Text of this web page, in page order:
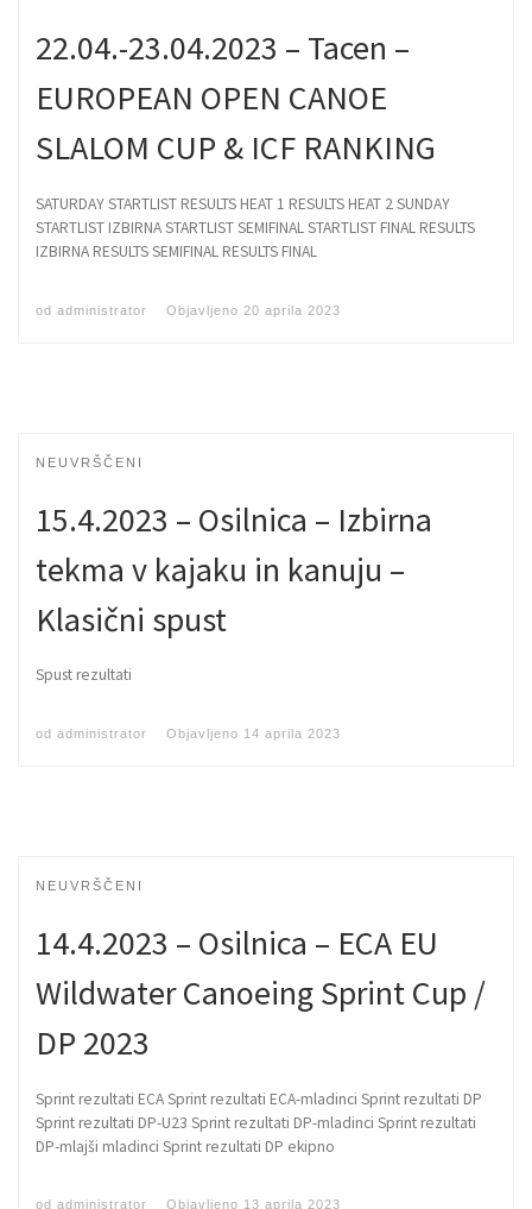
22.04.-23.04.2023 – Tacen –
EUROPEAN OPEN CANOE
SLALOM CUP & ICF RANKING
SATURDAY STARTLIST RESULTS HEAT 1 RESULTS HEAT 2 SUNDAY
STARTLIST IZBIRNA STARTLIST SEMIFINAL STARTLIST FINAL RESULTS
IZBIRNA RESULTS SEMIFINAL RESULTS FINAL
od administrator Objavljeno 20 aprila 2023
NEUVRŠČENI
15.4.2023 – Osilnica – Izbirna
tekma v kajaku in kanuju –
Klasični spust
Spust rezultati
od administrator Objavljeno 14 aprila 2023
NEUVRŠČENI
14.4.2023 – Osilnica – ECA EU
Wildwater Canoeing Sprint Cup /
DP 2023
Sprint rezultati ECA Sprint rezultati ECA-mladinci Sprint rezultati DP
Sprint rezultati DP-U23 Sprint rezultati DP-mladinci Sprint rezultati
DP-mlajši mladinci Sprint rezultati DP ekipno
od administrator Objavljeno 13 aprila 2023